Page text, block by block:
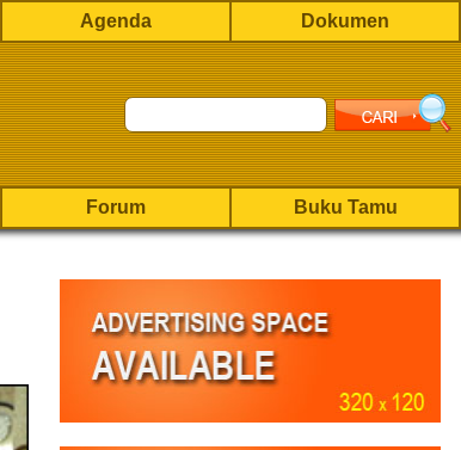
Agenda Dokumen
Forum Buku Tamu